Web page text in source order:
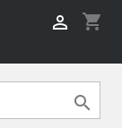
shopping_cart

